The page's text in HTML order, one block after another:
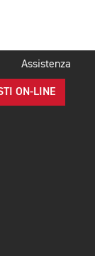
Assistenza
ON-LINE